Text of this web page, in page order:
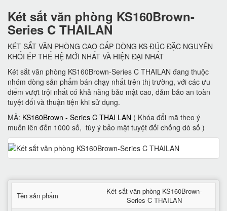
Két sắt văn phòng KS160Brown-
Series C THAILAN
KÉT SẮT VĂN PHÒNG CAO CẤP DÒNG KS ĐÚC ĐẶC NGUYÊN
KHỐI ÉP THẾ HỆ MỚI NHẤT VÀ HIỆN ĐẠI NHẤT
Két sắt văn phòng KS160Brown-Series C THAILAN đang thuộc
nhóm dòng sản phẩm bán chạy nhất trên thị trường, với các ưu
điểm vượt trội nhất có khả năng bảo mật cao, đảm bảo an toàn
tuyệt đối và thuận tiện khi sử dụng.
MÃ: KS160Brown - Series C THAI LAN ( Khóa đổi mã theo ý
muốn lên đến 1000 số, tùy ý bảo mật tuyệt đối chống dò số )
Tên sản phẩm
Két sắt văn phòng KS160Brown-
Series C THAILAN